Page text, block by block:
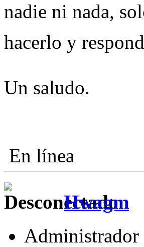
nadie ni nada,
hacerlo y
Un saludo.
En línea
Hwagm
Administrador